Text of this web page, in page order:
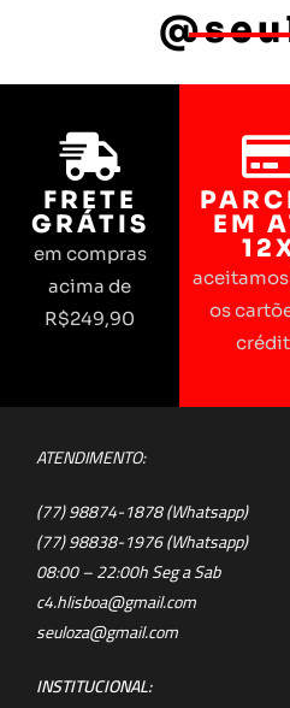
FRETE
GRÁTIS
em compras
acima de
R$249,90
EM
os
ATENDIMENTO:
(77) 98874-1878 (Whatsapp)
(77) 98838-1976 (Whatsapp)
08:00 – 22:00h Seg a Sab
c4.hlisboa@gmail.com
seuloza@gmail.com
INSTITUCIONAL: